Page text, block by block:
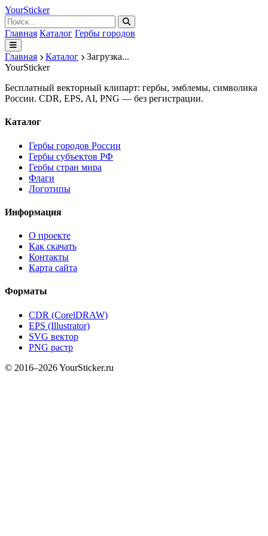
YourSticker
Главная Каталог Гербы городов
Главная Каталог
Загрузка...
YourSticker
Бесплатный векторный клипарт: гербы, эмблемы, символика
России. CDR, EPS, AI, PNG — без регистрации.
Каталог
Гербы городов России
Гербы субъектов РФ
Гербы стран мира
Флаги
Логотипы
Информация
О проекте
Как скачать
Контакты
Карта сайта
Форматы
CDR (CorelDRAW)
EPS (Illustrator)
SVG вектор
PNG растр
© 2016–2026 YourSticker.ru